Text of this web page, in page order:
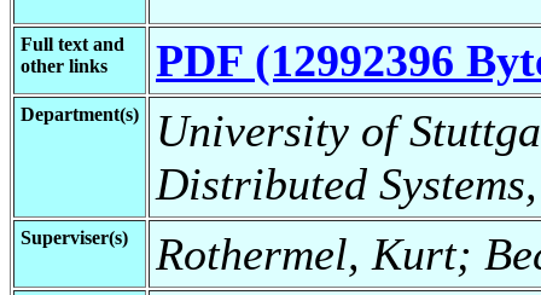
Full text and
other links
PDF (12992396
Department(s)
University of
Distributed
Superviser(s) Rothermel, Kurt;